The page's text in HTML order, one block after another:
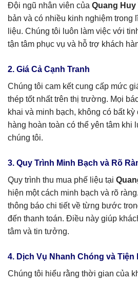
Đội ngũ nhân viên của Quang Huy
bản và có nhiều kinh nghiệm trong
liệu. Chúng tôi luôn làm việc với
tận tâm phục vụ và hỗ trợ khách
2. Giá Cả Cạnh Tranh
Chúng tôi cam kết cung cấp mức
thép tốt nhất trên thị trường. Mọi
khai và minh bạch, không có bất
hàng hoàn toàn có thể yên tâm khi
chúng tôi.
3. Quy Trình Minh Bạch và Rõ
Quy trình thu mua phế liệu tại
hiện một cách minh bạch và rõ
thông báo chi tiết về từng bước
đến thanh toán. Điều này giúp
tâm và tin tưởng.
4. Dịch Vụ Nhanh Chóng và Tiện
Chúng tôi hiểu rằng thời gian của